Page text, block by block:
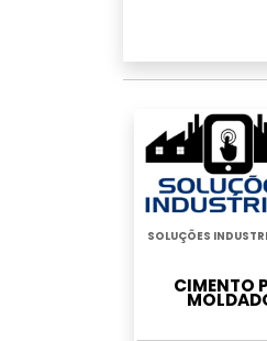
SOLUÇÕES
CIMENTO